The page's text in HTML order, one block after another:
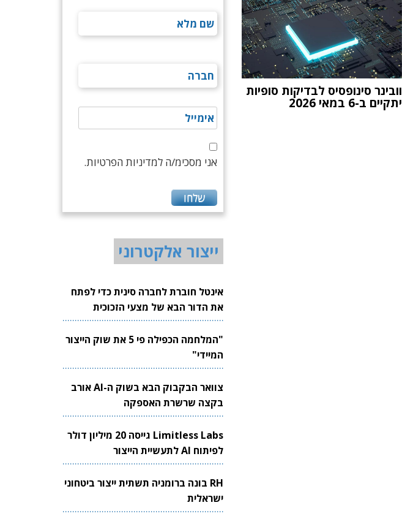
וובינר סינופסיס לבדיקות סופיות
יתקיים ב-6 במאי 2026
אני מסכימ/ה למדיניות הפרטיות.
ייצור אלקטרוני
אינטל חוברת לחברה סינית כדי לפתח
את הדור הבא של מצעי הזכוכית
לשבבים
"המלחמה הכפילה פי 5 את שוק הייצור
המיידי"
צוואר הבקבוק הבא בשוק ה-AI אורב
בקצה שרשרת האספקה
Limitless Labs גייסה 20 מיליון דולר
לפיתוח AI לתעשיית הייצור
RH בונה ברומניה תשתית ייצור ביטחוני
ישראלית